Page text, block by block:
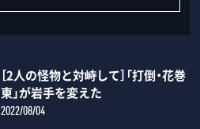
［2人の怪物と対峙して］「打倒・花巻
東」が岩手を変えた
2022/08/04